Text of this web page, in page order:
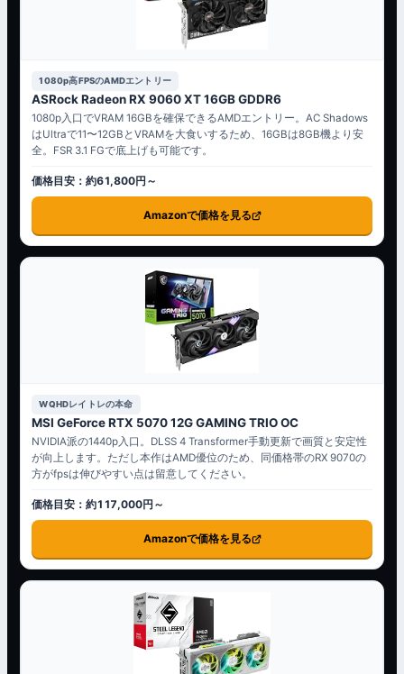
1080p高FPSのAMDエントリー
ASRock Radeon RX 9060 XT 16GB GDDR6
1080p入口でVRAM 16GBを確保できるAMDエントリー。AC Shadows
はUltraで11〜12GBとVRAMを大食いするため、16GBは8GB機より安
全。FSR 3.1 FGで底上げも可能です。
価格目安：約61,800円～
Amazonで価格を見る
WQHDレイトレの本命
MSI GeForce RTX 5070 12G GAMING TRIO OC
NVIDIA派の1440p入口。DLSS 4 Transformer手動更新で画質と安定性
が向上します。ただし本作はAMD優位のため、同価格帯のRX 9070の
方がfpsは伸びやすい点は留意してください。
価格目安：約117,000円～
Amazonで価格を見る